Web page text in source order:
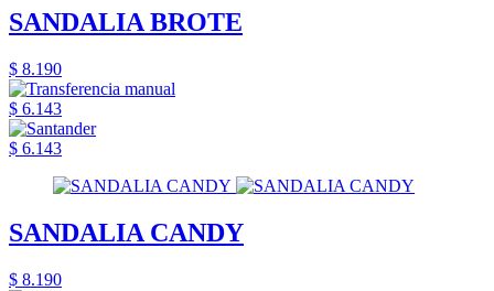
SANDALIA BROTE
$ 8.190
$ 6.143
$ 6.143
SANDALIA CANDY
$ 8.190